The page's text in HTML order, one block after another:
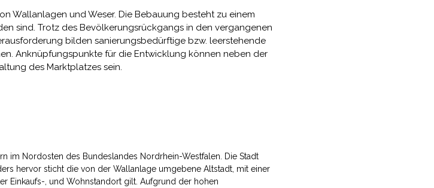
Wallanlagen und Weser. Die Bebauung besteht zu einem
sind. Trotz des Bevölkerungsrückgangs in den vergangenen
bilden sanierungsbedürftige bzw. leerstehende
Anknüpfungspunkte für die Entwicklung können neben der
des Marktplatzes sein.
im Nordosten des Bundeslandes Nordrhein-Westfalen. Die Stadt
hervor sticht die von der Wallanlage umgebene Altstadt, mit einer
Einkaufs-, und Wohnstandort gilt. Aufgrund der hohen